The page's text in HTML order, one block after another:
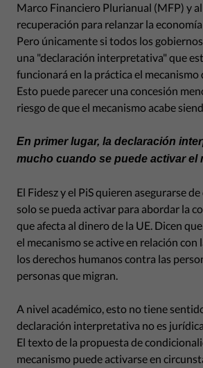
Marco Financiero Plurianual (MFP) y
recuperación para relanzar la
Pero únicamente si todos los
una "declaración interpretativa" que
funcionará en la práctica el
Esto puede parecer una concesión
riesgo de que el mecanismo acabe
En primer lugar, la declaración
mucho cuando se puede activar el
El Fidesz y el PiS quieren asegurarse
solo se pueda activar para abordar la
que afecta al dinero de la UE. Dicen
el mecanismo se active en relación con
los derechos humanos contra las
personas que migran.
A nivel académico, esto no tiene
declaración interpretativa no es
El texto de la propuesta de
mecanismo puede activarse en